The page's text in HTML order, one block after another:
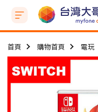
首頁 購物首頁 電玩